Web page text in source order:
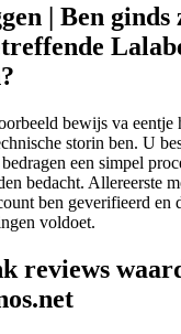
| Ben ginds
bewijs va eentje
storin ben. U
een simpel
bedacht. Allereerste
ben geverifieerd en
voldoet.
reviews